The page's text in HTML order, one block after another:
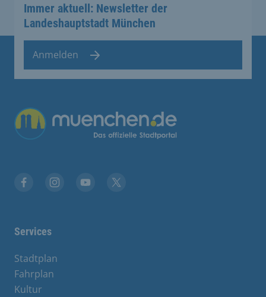
Immer aktuell: Newsletter der
Landeshauptstadt München
Anmelden
Übergreifende Links
Services
Stadtplan
Fahrplan
Kultur